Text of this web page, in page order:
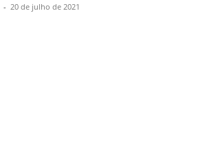
- 20 de julho de 2021